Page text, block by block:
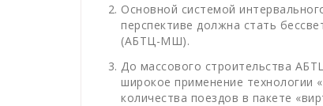
Основной системой
перспективе должна стать
(АБТЦ-МШ).
До массового строительства
широкое применение технологии
количества поездов в пакете